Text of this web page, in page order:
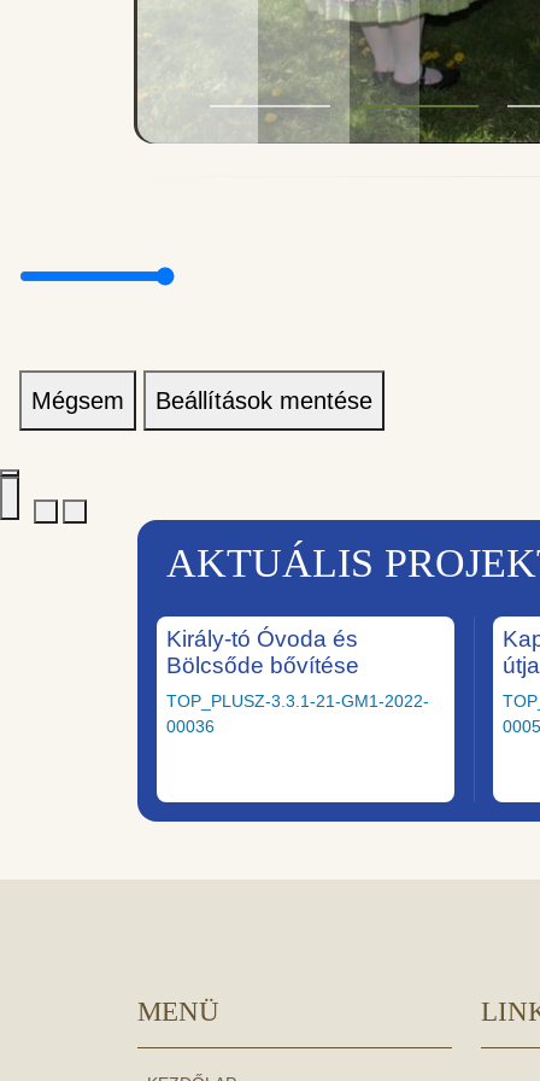
Mégsem Beállítások mentése
AKTUÁLIS
Király-tó Óvoda és
Bölcsőde bővítése
TOP_PLUSZ-3.3.1-21-GM1-2022-
00036
MENÜ